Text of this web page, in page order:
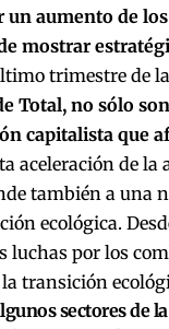
un aumento de
mostrar
trimestre de
Total, no sólo
capitalista que
aceleración de
también a una
ecológica.
por los
transición
sectores de